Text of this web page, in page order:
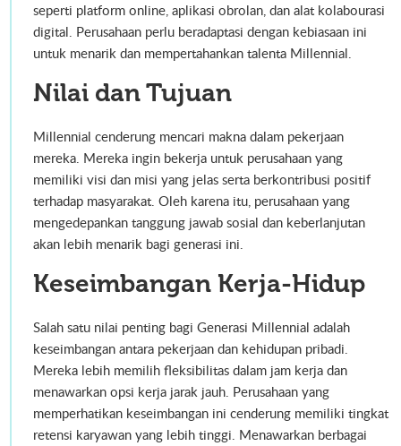
seperti platform online, aplikasi obrolan, dan alat kolabourasi
digital. Perusahaan perlu beradaptasi dengan kebiasaan ini
untuk menarik dan mempertahankan talenta Millennial.
Nilai dan Tujuan
Millennial cenderung mencari makna dalam pekerjaan
mereka. Mereka ingin bekerja untuk perusahaan yang
memiliki visi dan misi yang jelas serta berkontribusi positif
terhadap masyarakat. Oleh karena itu, perusahaan yang
mengedepankan tanggung jawab sosial dan keberlanjutan
akan lebih menarik bagi generasi ini.
Keseimbangan Kerja-Hidup
Salah satu nilai penting bagi Generasi Millennial adalah
keseimbangan antara pekerjaan dan kehidupan pribadi.
Mereka lebih memilih fleksibilitas dalam jam kerja dan
menawarkan opsi kerja jarak jauh. Perusahaan yang
memperhatikan keseimbangan ini cenderung memiliki tingkat
retensi karyawan yang lebih tinggi. Menawarkan berbagai